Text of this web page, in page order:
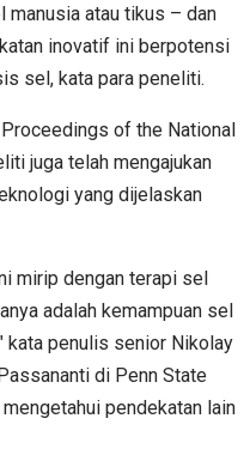
manusia atau tikus – dan
inovatif ini berpotensi
sel, kata para peneliti.
of the National
juga telah mengajukan
yang dijelaskan
mirip dengan terapi sel
adalah kemampuan sel
kata penulis senior Nikolay
di Penn State
pendekatan lain